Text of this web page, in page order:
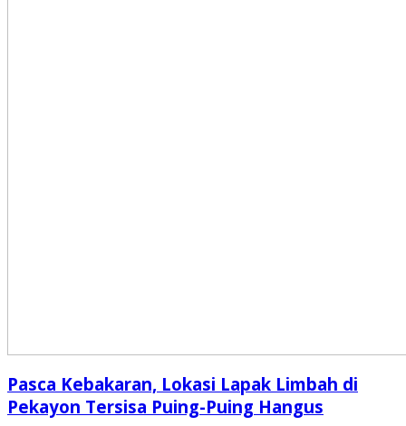
Pasca Kebakaran, Lokasi Lapak Limbah di
Pekayon Tersisa Puing-Puing Hangus